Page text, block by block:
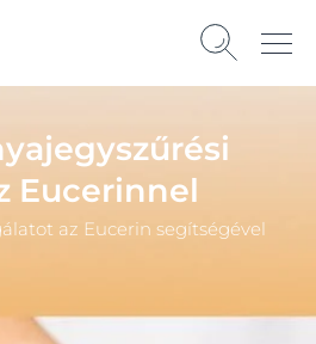
Eucerinnel
az Eucerin segítségével